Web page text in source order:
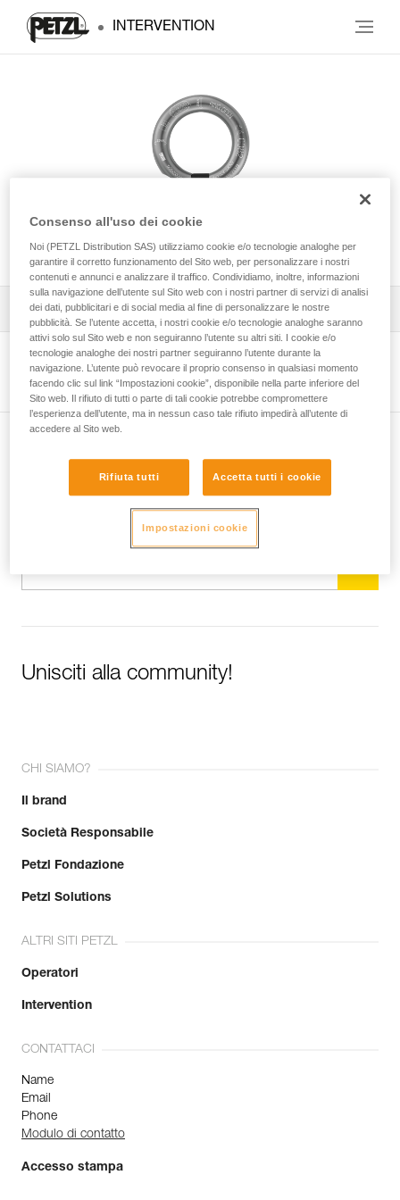
INTERVENTION
RING OPEN
Scarica la scheda tecnica (PDF)
Technical Notice
Guarda la pagina prodotto
Iscriviti alla newsletter
Unisciti alla community!
CHI SIAMO?
Il brand
Società Responsabile
Petzl Fondazione
Petzl Solutions
ALTRI SITI PETZL
Operatori
Intervention
CONTATTACI
Name
Email
Phone
Modulo di contatto
Accesso stampa
Consenso all'uso dei cookie
Noi (PETZL Distribution SAS) utilizziamo cookie e/o tecnologie analoghe per
garantire il corretto funzionamento del Sito web, per personalizzare i nostri
contenuti e annunci e analizzare il traffico. Condividiamo, inoltre, informazioni
sulla navigazione dell’utente sul Sito web con i nostri partner di servizi di analisi
dei dati, pubblicitari e di social media al fine di personalizzare le nostre
pubblicità. Se l’utente accetta, i nostri cookie e/o tecnologie analoghe saranno
attivi solo sul Sito web e non seguiranno l’utente su altri siti. I cookie e/o
tecnologie analoghe dei nostri partner seguiranno l’utente durante la
navigazione. L’utente può revocare il proprio consenso in qualsiasi momento
facendo clic sul link “Impostazioni cookie”, disponibile nella parte inferiore del
Sito web. Il rifiuto di tutti o parte di tali cookie potrebbe compromettere
l’esperienza dell’utente, ma in nessun caso tale rifiuto impedirà all’utente di
accedere al Sito web.
Rifiuta tutti Accetta tutti i cookie
Impostazioni cookie